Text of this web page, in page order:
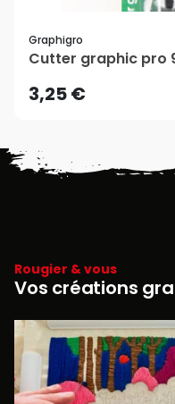
Graphigro
Cutter graphic pro
3,25 €
Rougier & vous
Vos créations